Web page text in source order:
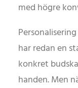
med högre
har redan en
konkret
handen. Men